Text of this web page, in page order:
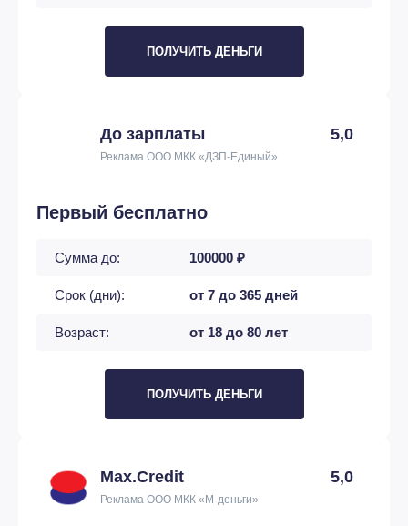
ПОЛУЧИТЬ ДЕНЬГИ
До зарплаты 5,0
Реклама ООО МКК «ДЗП-Единый»
Первый бесплатно
Сумма до: 100000 ₽
Срок (дни): от 7 до 365 дней
Возраст: от 18 до 80 лет
ПОЛУЧИТЬ ДЕНЬГИ
Max.Credit 5,0
Реклама ООО МКК «М-деньги»